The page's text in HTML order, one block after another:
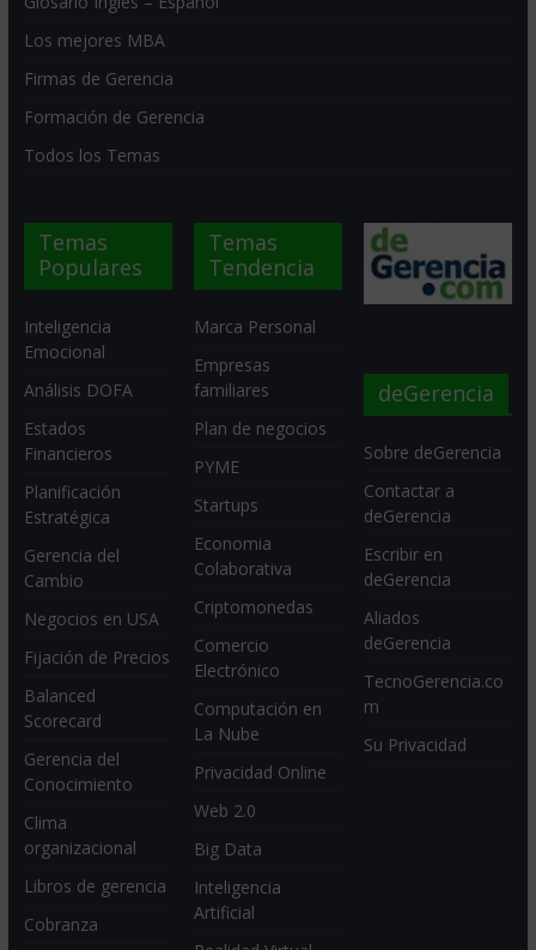
Los mejores MBA
Firmas de Gerencia
Formación de Gerencia
Todos los Temas
Temas
Populares
Inteligencia
Emocional
Análisis DOFA
Estados
Financieros
Planificación
Estratégica
Gerencia del
Cambio
Negocios en USA
Fijación de Precios
Balanced
Scorecard
Gerencia del
Conocimiento
Clima
organizacional
Libros de gerencia
Cobranza
Temas
Tendencia
Marca Personal
Empresas
familiares
Plan de negocios
PYME
Startups
Economia
Colaborativa
Criptomonedas
Comercio
Electrónico
Computación en
La Nube
Privacidad Online
Web 2.0
Big Data
Inteligencia
Artificial
deGerencia
Sobre deGerencia
Contactar a
deGerencia
Escribir en
deGerencia
Aliados
deGerencia
TecnoGerencia.co
m
Su Privacidad